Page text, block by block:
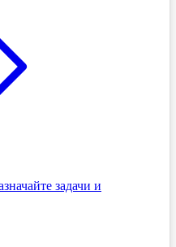
задачи и